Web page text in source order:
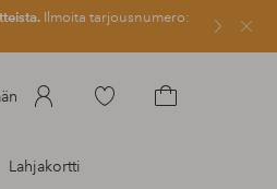
Ilmoita tarjousnumero:
Sulje
Siirry
Lahjakortti